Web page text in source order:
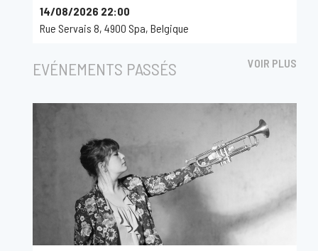
14/08/2026 22:00
Rue Servais 8, 4900 Spa, Belgique
EVÉNEMENTS PASSÉS VOIR PLUS